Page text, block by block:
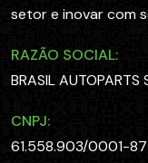
setor e inovar com
RAZÃO SOCIAL:
BRASIL AUTOPARTS
CNPJ:
61.558.903/0001-87